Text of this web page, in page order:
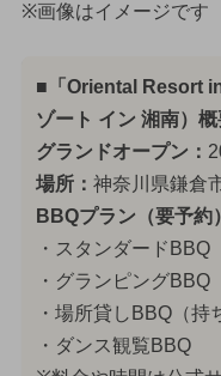
※画像はイメージです
■「Oriental Resort
ゾート イン 湘南）概
グランドオープン：
場所： 神奈川県鎌倉
BBQプラン（要予約
・スタンダードBBQ
・グランピングBBQ
・場所貸しBBQ（持
・ダンス観覧BBQ